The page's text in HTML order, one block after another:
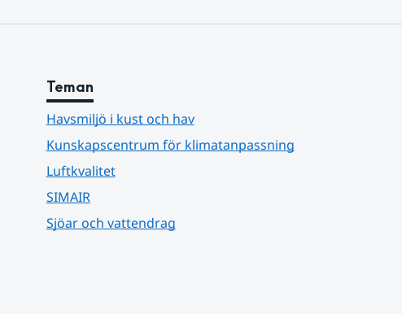
Teman
Havsmiljö i kust och hav
Kunskapscentrum för klimatanpassning
Luftkvalitet
SIMAIR
Sjöar och vattendrag